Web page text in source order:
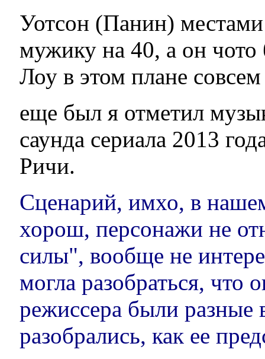
Уотсон (Панин)
мужику на 40, а он
Лоу в этом плане
еще был я отметил
саунда сериала 2013
Ричи.
Сценарий, имхо, в
хорош, персонажи не
силы", вообще не
могла разобраться, что
режиссера были разные
разобрались, как ее